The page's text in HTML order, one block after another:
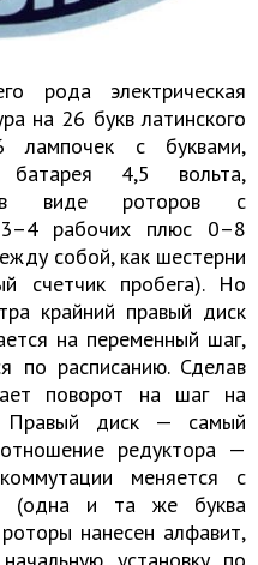
рода электрическая
на 26 букв латинского
лампочек с буквами,
батарея 4,5 вольта,
в виде роторов с
рабочих плюс 0–8
собой, как шестерни
счетчик пробега). Но
крайний правый диск
на переменный шаг,
по расписанию. Сделав
поворот на шаг на
диск — самый
редуктора —
меняется с
(одна и та же буква
нанесен алфавит,
установку по